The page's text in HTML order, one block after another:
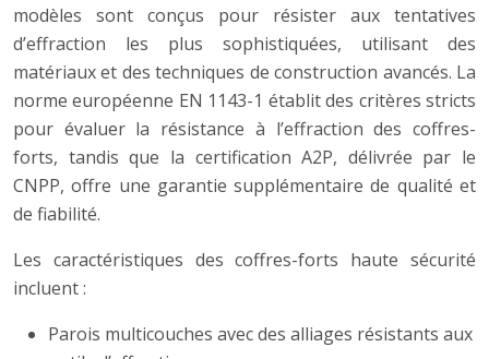
modèles sont conçus pour résister aux tentatives
d’effraction les plus sophistiquées, utilisant des
matériaux et des techniques de construction avancés. La
norme européenne EN 1143-1 établit des critères stricts
pour évaluer la résistance à l’effraction des coffres-
forts, tandis que la certification A2P, délivrée par le
CNPP, offre une garantie supplémentaire de qualité et
de fiabilité.
Les caractéristiques des coffres-forts haute sécurité
incluent :
Parois multicouches avec des alliages résistants aux